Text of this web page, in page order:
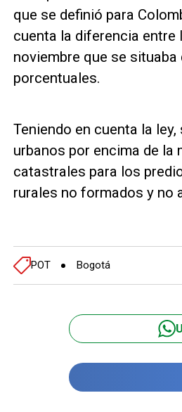
que se definió para
cuenta la diferencia entre
noviembre que se
porcentuales.
Teniendo en cuenta la
urbanos por encima de la
catastrales para los
rurales no formados y no
POT Bogotá